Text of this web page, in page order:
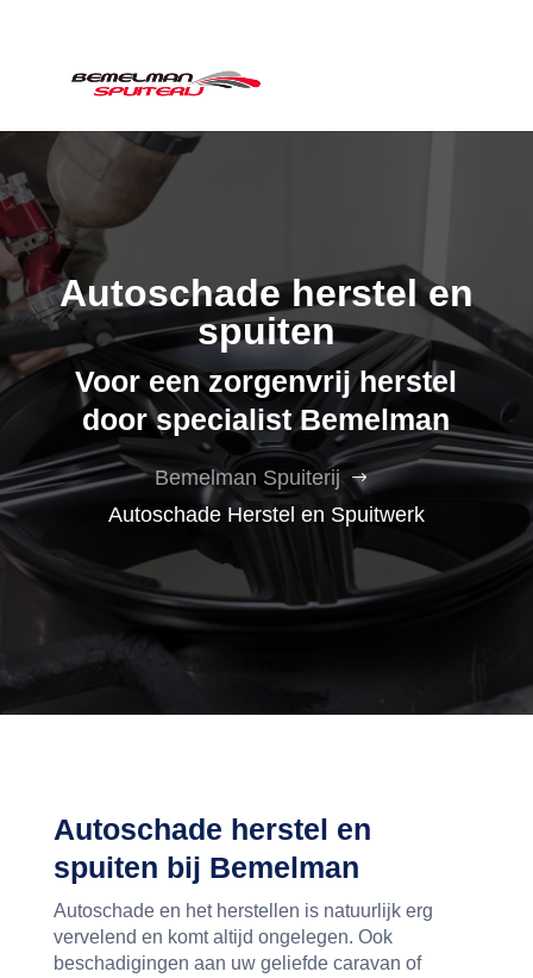
Autoschade herstel en
spuiten
Voor een zorgenvrij herstel
door specialist Bemelman
Bemelman Spuiterij $
Autoschade Herstel en Spuitwerk
Autoschade herstel en
spuiten bij Bemelman
Autoschade en het herstellen is natuurlijk erg
vervelend en komt altijd ongelegen. Ook
beschadigingen aan uw geliefde caravan of